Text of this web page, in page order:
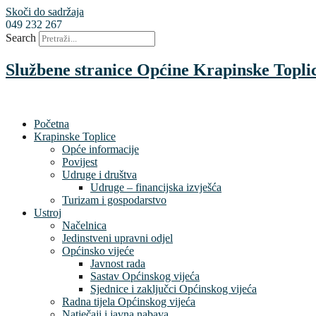
Skoči do sadržaja
049 232 267
Search
Službene stranice Općine Krapinske
Početna
Krapinske Toplice
Opće informacije
Povijest
Udruge i društva
Udruge – financijska izvješća
Turizam i gospodarstvo
Ustroj
Načelnica
Jedinstveni upravni odjel
Općinsko vijeće
Javnost rada
Sastav Općinskog vijeća
Sjednice i zaključci Općinskog vijeća
Radna tijela Općinskog vijeća